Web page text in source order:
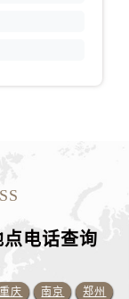
云南省普洱市思茅区振兴大道江诗丹顿售后服务中心（需提前预约）
重庆市江北区观音桥步行街2号融恒时代广场9层902室江诗丹顿售后服务中心（需提前预约）
浙江省温州市鹿城区锦绣路1067号置信广场10层1015室江诗丹顿售后服务中心（需提前预约）
电话查询
重庆 南京 郑州